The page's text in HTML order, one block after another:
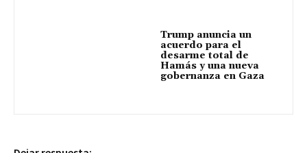
Trump anuncia un
acuerdo para el
desarme total de
Hamás y una nueva
gobernanza en Gaza